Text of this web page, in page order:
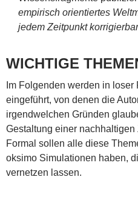
empirisch orientiertes
jedem Zeitpunkt
WICHTIGE
Im Folgenden werden in
eingeführt, von denen die
irgendwelchen Gründen
Gestaltung einer
Formal sollen alle diese
oksimo Simulationen haben,
vernetzen lassen.